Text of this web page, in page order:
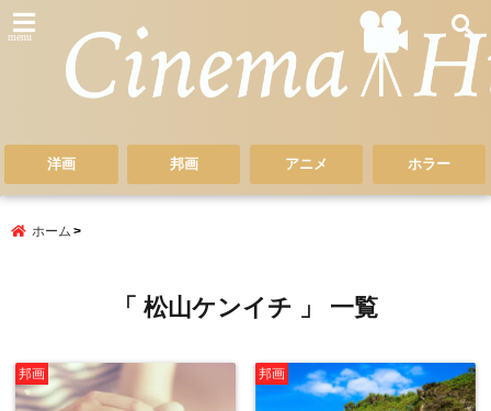
menu
洋画 邦画 アニメ ホラー
ホーム
「 松山ケンイチ 」 一覧
邦画 邦画